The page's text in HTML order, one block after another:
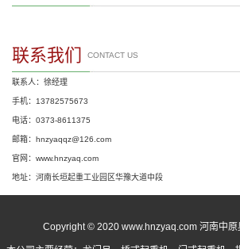
联系我们 CONTACT US
联系人：徐经理
手机：13782575673
电话：0373-8611375
邮箱：hnzyaqqz@126.com
官网：www.hnzyaq.com
地址：河南长垣起重工业园区华豫大道中段
Copyright © 2020 www.hnzyaq.com 河南中原